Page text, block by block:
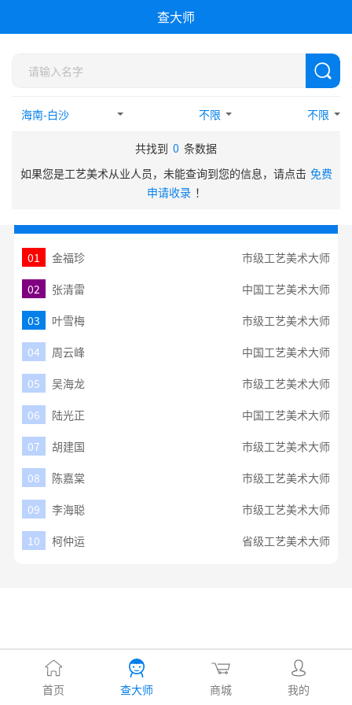
查大师
不限 不限
共找到 0 条数据
如果您是工艺美术从业人员，未能查询到您的信息，请点击 免费
申请收录 ！
01 金福珍
市级工艺美术大师
02
张清雷
中国工艺美术大师
03
叶雪梅
市级工艺美术大师
04
周云峰
中国工艺美术大师
05
吴海龙
市级工艺美术大师
06
陆光正
中国工艺美术大师
07
胡建国
市级工艺美术大师
08
陈嘉棠
市级工艺美术大师
09
李海聪
市级工艺美术大师
10
柯仲运 省级工艺美术大师
首页 查大师 商城 我的